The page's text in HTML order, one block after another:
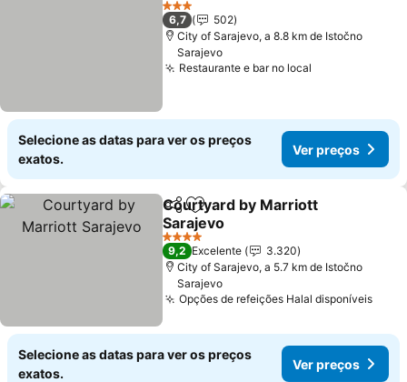
3 Estrelas
6,7
502
City of Sarajevo, a 8.8 km de Istočno
Sarajevo
Restaurante e bar no local
Selecione as datas para ver os preços
exatos.
Ver preços
PartilharAdicionar aos favoritos
Courtyard by Marriott
Sarajevo
4 Estrelas
9,2 Excelente
3.320
City of Sarajevo, a 5.7 km de Istočno
Sarajevo
Opções de refeições Halal disponíveis
Selecione as datas para ver os preços
exatos.
Ver preços